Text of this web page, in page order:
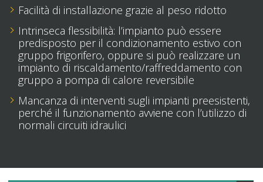
Facilità di installazione grazie al peso ridotto
Intrinseca flessibilità: l’impianto può essere
predisposto per il condizionamento estivo con
gruppo frigorifero, oppure si può realizzare un
impianto di riscaldamento/raffreddamento con
gruppo a pompa di calore reversibile
Mancanza di interventi sugli impianti preesistenti,
perché il funzionamento avviene con l’utilizzo di
normali circuiti idraulici